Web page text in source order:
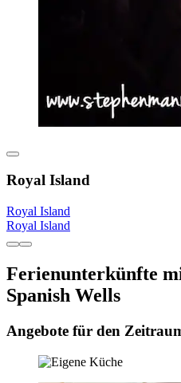
Royal Island
Royal Island
Royal Island
Ferienunterkünfte
Spanish Wells
Angebote für den